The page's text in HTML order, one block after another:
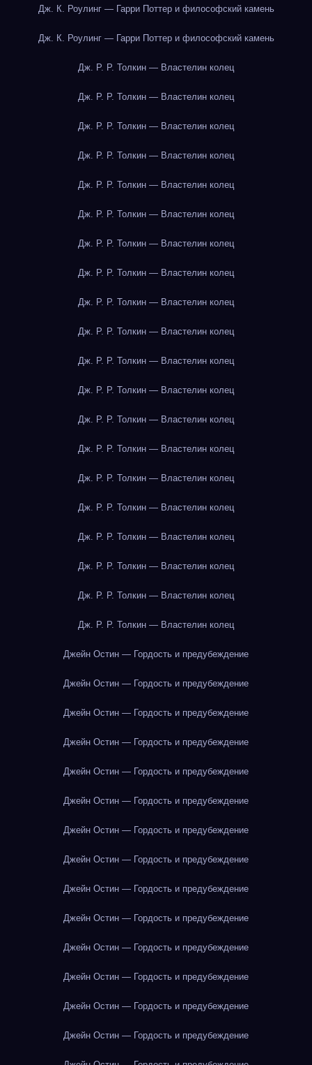
Дж. К. Роулинг — Гарри Поттер и философский камень
Дж. К. Роулинг — Гарри Поттер и философский камень
Дж. Р. Р. Толкин — Властелин колец
Дж. Р. Р. Толкин — Властелин колец
Дж. Р. Р. Толкин — Властелин колец
Дж. Р. Р. Толкин — Властелин колец
Дж. Р. Р. Толкин — Властелин колец
Дж. Р. Р. Толкин — Властелин колец
Дж. Р. Р. Толкин — Властелин колец
Дж. Р. Р. Толкин — Властелин колец
Дж. Р. Р. Толкин — Властелин колец
Дж. Р. Р. Толкин — Властелин колец
Дж. Р. Р. Толкин — Властелин колец
Дж. Р. Р. Толкин — Властелин колец
Дж. Р. Р. Толкин — Властелин колец
Дж. Р. Р. Толкин — Властелин колец
Дж. Р. Р. Толкин — Властелин колец
Дж. Р. Р. Толкин — Властелин колец
Дж. Р. Р. Толкин — Властелин колец
Дж. Р. Р. Толкин — Властелин колец
Дж. Р. Р. Толкин — Властелин колец
Дж. Р. Р. Толкин — Властелин колец
Джейн Остин — Гордость и предубеждение
Джейн Остин — Гордость и предубеждение
Джейн Остин — Гордость и предубеждение
Джейн Остин — Гордость и предубеждение
Джейн Остин — Гордость и предубеждение
Джейн Остин — Гордость и предубеждение
Джейн Остин — Гордость и предубеждение
Джейн Остин — Гордость и предубеждение
Джейн Остин — Гордость и предубеждение
Джейн Остин — Гордость и предубеждение
Джейн Остин — Гордость и предубеждение
Джейн Остин — Гордость и предубеждение
Джейн Остин — Гордость и предубеждение
Джейн Остин — Гордость и предубеждение